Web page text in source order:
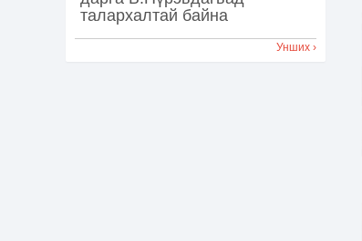
талархалтай байна
Унших ›